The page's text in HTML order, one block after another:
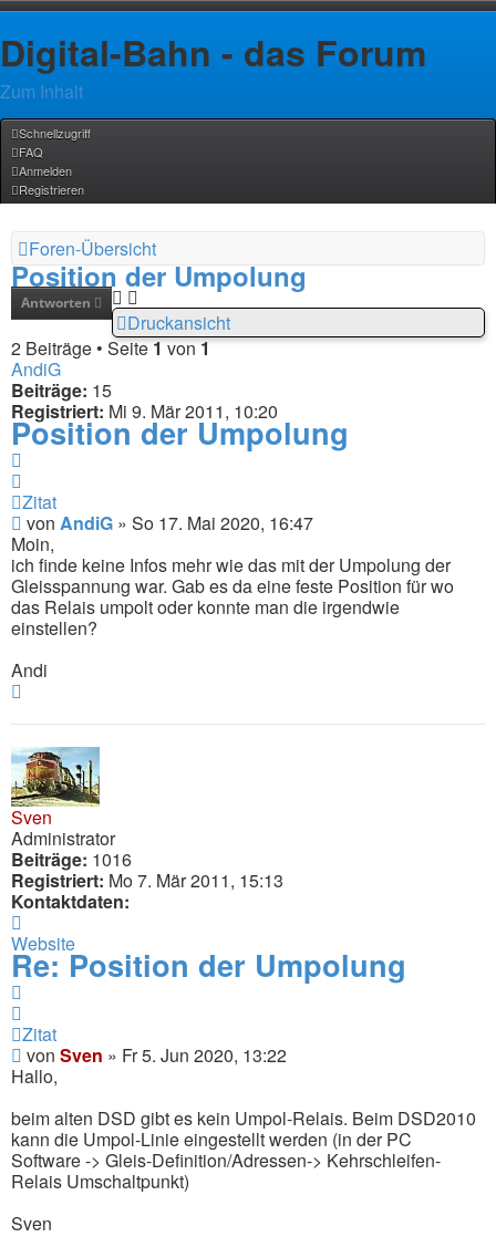
Digital-Bahn - das Forum
Zum Inhalt
Schnellzugriff
FAQ
Anmelden
Registrieren
Foren-Übersicht
Position der Umpolung
Antworten
Druckansicht
2 Beiträge • Seite1von1
AndiG
Beiträge: 15
Registriert: Mi 9. Mär 2011, 10:20
Position der Umpolung
Zitat
Beitrag
von AndiG » So 17. Mai 2020, 16:47
Moin,
ich finde keine Infos mehr wie das mit der Umpolung der
Gleisspannung war. Gab es da eine feste Position für wo
das Relais umpolt oder konnte man die irgendwie
einstellen?
Andi
Sven
Administrator
Beiträge: 1016
Registriert: Mo 7. Mär 2011, 15:13
Kontaktdaten:
von
Sven
Website
Re: Position der Umpolung
Zitat
Beitrag
von Sven » Fr 5. Jun 2020, 13:22
Hallo,
beim alten DSD gibt es kein Umpol-Relais. Beim DSD2010
kann die Umpol-Linie eingestellt werden (in der PC
Software -> Gleis-Definition/Adressen-> Kehrschleifen-
Relais Umschaltpunkt)
Sven